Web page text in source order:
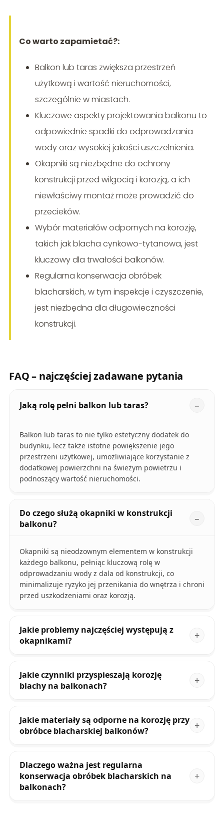
Co warto zapamietać?:
Balkon lub taras zwiększa przestrzeń
użytkową i wartość nieruchomości,
szczególnie w miastach.
Kluczowe aspekty projektowania balkonu to
odpowiednie spadki do odprowadzania
wody oraz wysokiej jakości uszczelnienia.
Okapniki są niezbędne do ochrony
konstrukcji przed wilgocią i korozją, a ich
niewłaściwy montaż może prowadzić do
przecieków.
Wybór materiałów odpornych na korozję,
takich jak blacha cynkowo-tytanowa, jest
kluczowy dla trwałości balkonów.
Regularna konserwacja obróbek
blacharskich, w tym inspekcje i czyszczenie,
jest niezbędna dla długowieczności
konstrukcji.
FAQ – najczęściej zadawane pytania
Jaką rolę pełni balkon lub taras?
Balkon lub taras to nie tylko estetyczny dodatek do
budynku, lecz także istotne powiększenie jego
przestrzeni użytkowej, umożliwiające korzystanie z
dodatkowej powierzchni na świeżym powietrzu i
podnoszący wartość nieruchomości.
Do czego służą okapniki w konstrukcji
balkonu?
Okapniki są nieodzownym elementem w konstrukcji
każdego balkonu, pełniąc kluczową rolę w
odprowadzaniu wody z dala od konstrukcji, co
minimalizuje ryzyko jej przenikania do wnętrza i chroni
przed uszkodzeniami oraz korozją.
Jakie problemy najczęściej występują z
okapnikami?
Jakie czynniki przyspieszają korozję
blachy na balkonach?
Jakie materiały są odporne na korozję przy
obróbce blacharskiej balkonów?
Dlaczego ważna jest regularna
konserwacja obróbek blacharskich na
balkonach?